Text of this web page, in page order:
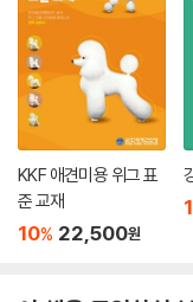
지적하며, 가르치고 바
‘자유’에 대해 다음과 같
“개들은 코로 킁킁대는
왜 그러는지 알 것이다.
문자를 보내는 사람의 행
과도 바꿀 수 없는 자유를
고, 지적당하지 않으면서
어야 한다.”(-본문에서)
KKF 애견미용 위그 표
준 교재
10% 22,500원